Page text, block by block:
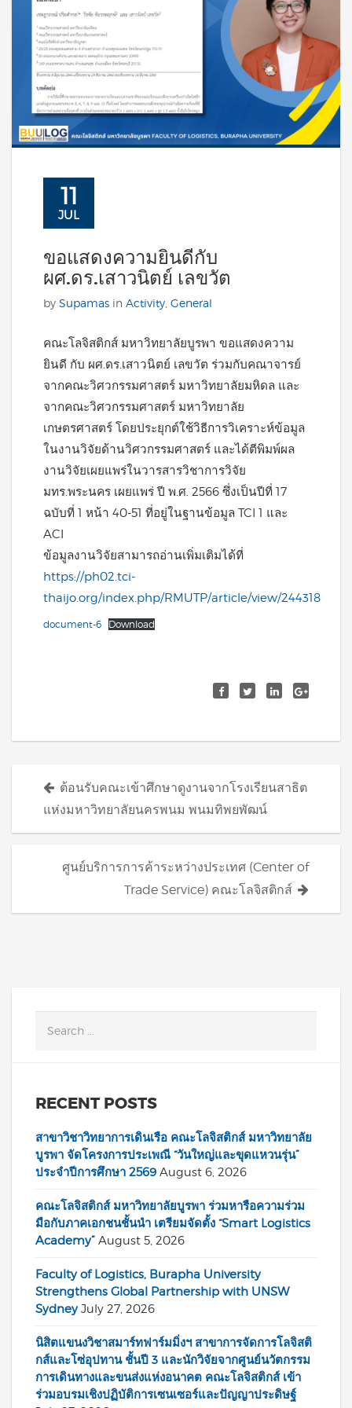
11
JUL
ขอแสดงความยินดีกับ
ผศ.ดร.เสาวนิตย์ เลขวัต
by Supamas in Activity, General
คณะโลจิสติกส์ มหาวิทยาลัยบูรพา ขอแสดงความ
ยินดี กับ ผศ.ดร.เสาวนิตย์ เลขวัต ร่วมกับคณาจารย์
จากคณะวิศวกรรมศาสตร์ มหาวิทยาลัยมหิดล และ
จากคณะวิศวกรรมศาสตร์ มหาวิทยาลัย
เกษตรศาสตร์ โดยประยุกต์ใช้วิธีการวิเคราะห์ข้อมูล
ในงานวิจัยด้านวิศวกรรมศาสตร์ และได้ตีพิมพ์ผล
งานวิจัยเผยแพร่ในวารสารวิชาการวิจัย
มทร.พระนคร เผยแพร่ ปี พ.ศ. 2566 ซึ่งเป็นปีที่ 17
ฉบับที่ 1 หน้า 40-51 ที่อยู่ในฐานข้อมูล TCI 1 และ
ACI
ข้อมูลงานวิจัยสามารถอ่านเพิ่มเติมได้ที่
https://ph02.tci-
thaijo.org/index.php/RMUTP/article/view/244318
document-6 Download
Posts
navigation
ต้อนรับคณะเข้าศึกษาดูงานจากโรงเรียนสาธิต
แห่งมหาวิทยาลัยนครพนม พนมทิพยพัฒน์
ศูนย์บริการการค้าระหว่างประเทศ (Center of
Trade Service) คณะโลจิสติกส์
RECENT POSTS
สาขาวิชาวิทยาการเดินเรือ คณะโลจิสติกส์ มหาวิทยาลัย
บูรพา จัดโครงการประเพณี “วันใหญ่และขุดแหวนรุ่น”
ประจำปีการศึกษา 2569 August 6, 2026
คณะโลจิสติกส์ มหาวิทยาลัยบูรพา ร่วมหารือความร่วม
มือกับภาคเอกชนชั้นนำ เตรียมจัดตั้ง “Smart Logistics
Academy” August 5, 2026
Faculty of Logistics, Burapha University
Strengthens Global Partnership with UNSW
Sydney July 27, 2026
นิสิตแขนงวิชาสมาร์ทฟาร์มมิ่งฯ สาขาการจัดการโลจิสติ
กส์และโซ่อุปทาน ชั้นปี 3 และนักวิจัยจากศูนย์นวัตกรรม
การเดินทางและขนส่งแห่งอนาคต คณะโลจิสติกส์ เข้า
ร่วมอบรมเชิงปฏิบัติการเซนเซอร์และปัญญาประดิษฐ์